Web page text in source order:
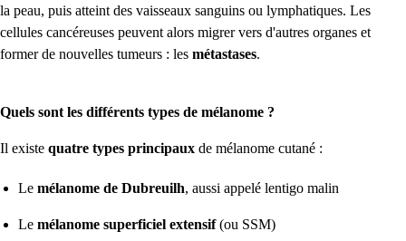
la peau, puis atteint des vaisseaux sanguins ou lymphatiques. Les
cellules cancéreuses peuvent alors migrer vers d'autres organes et
former de nouvelles tumeurs : les métastases.
Quels sont les différents types de mélanome ?
Il existe quatre types principaux de mélanome cutané :
Le mélanome de Dubreuilh, aussi appelé lentigo malin
Le mélanome superficiel extensif(ou SSM)